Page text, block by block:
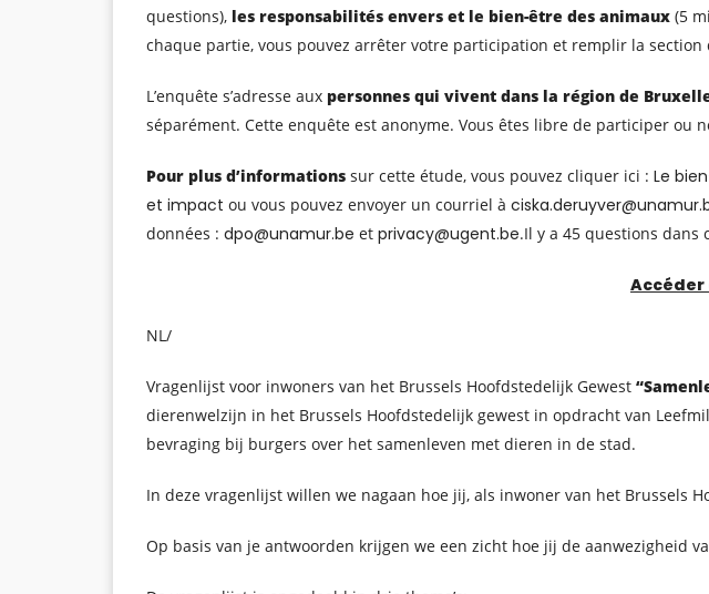
questions), les responsabilités envers et le bien-être des animaux (5
chaque partie, vous pouvez arrêter votre participation et remplir la
L’enquête s’adresse aux personnes qui vivent dans la région de
séparément. Cette enquête est anonyme. Vous êtes libre de participer ou
Pour plus d’informations sur cette étude, vous pouvez cliquer ici : Le
et impact ou vous pouvez envoyer un courriel à
données : dpo@unamur.be et privacy@ugent.be.Il y a 45 questions dans
Accéder
NL/
Vragenlijst voor inwoners van het Brussels Hoofdstedelijk Gewest
dierenwelzijn in het Brussels Hoofdstedelijk gewest in opdracht van
bevraging bij burgers over het samenleven met dieren in de stad.
In deze vragenlijst willen we nagaan hoe jij, als inwoner van het Brussels
Op basis van je antwoorden krijgen we een zicht hoe jij de aanwezigheid